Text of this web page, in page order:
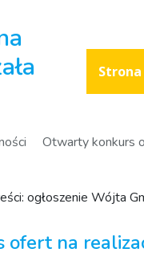
Strona
Otwarty konkurs
na